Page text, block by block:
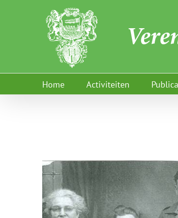
Home Activiteiten